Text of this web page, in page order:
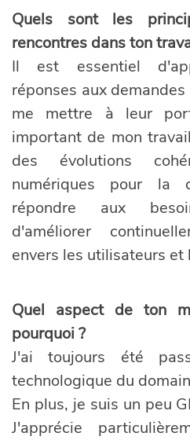
Quels sont les
rencontres dans ton
Il est essentiel
réponses aux
me mettre à leur
important de mon
des évolutions
numériques pour la
répondre aux
d'améliorer
envers les utilisateurs et
Quel aspect de ton
pourquoi ?
J'ai toujours été
technologique du
En plus, je suis un peu
J'apprécie